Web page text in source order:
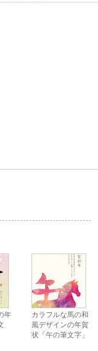
年
カラフルな馬の和
風デザインの年賀
状「午の筆文字」